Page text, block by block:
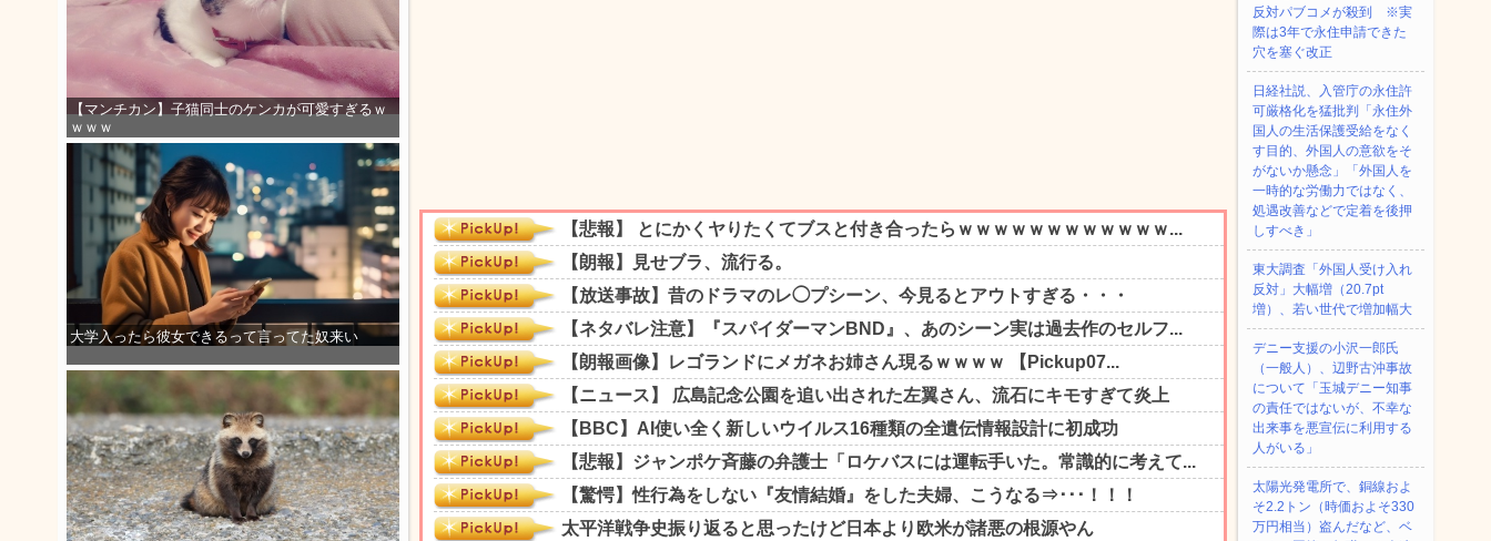
【マンチカン】子猫同士のケンカが可愛すぎるｗ
ｗｗｗ
大学入ったら彼女できるって言ってた奴来い
反対パブコメが殺到 ※実
際は3年で永住申請できた
穴を塞ぐ改正
日経社説、入管庁の永住許
可厳格化を猛批判「永住外
国人の生活保護受給をなく
す目的、外国人の意欲をそ
がないか懸念」「外国人を
一時的な労働力ではなく、
処遇改善などで定着を後押
しすべき」
東大調査「外国人受け入れ
反対」大幅増（20.7pt
増）、若い世代で増加幅大
デニー支援の小沢一郎氏
（一般人）、辺野古沖事故
について「玉城デニー知事
の責任ではないが、不幸な
出来事を悪宣伝に利用する
人がいる」
太陽光発電所で、銅線およ
そ2.2トン（時価およそ330
万円相当）盗んだなど、ベ